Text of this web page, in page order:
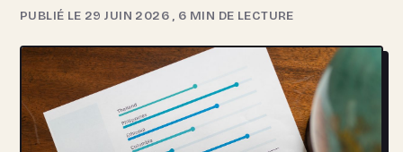
PUBLIÉ LE 29 JUIN 2026 , 6 MIN DE LECTURE